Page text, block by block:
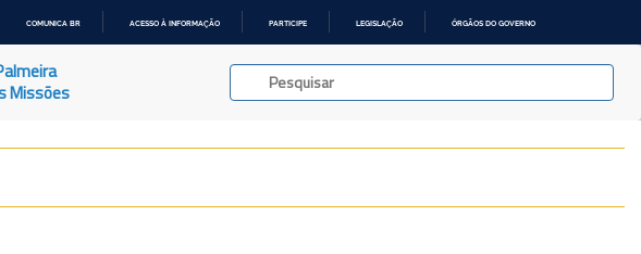
COMUNICA BR ACESSO À INFORMAÇÃO PARTICIPE LEGISLAÇÃO ÓRGÃOS DO GOVERNO
Missões